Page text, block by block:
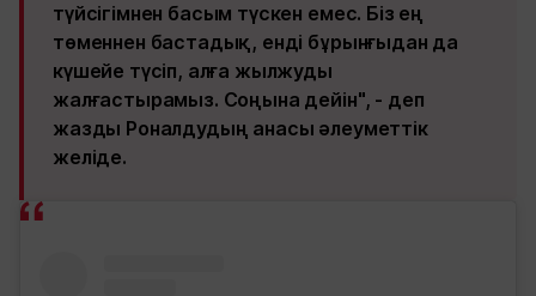
түйсігімнен басым түскен емес. Біз ең
төменнен бастадық, енді бұрынғыдан да
күшейе түсіп, алға жылжуды
жалғастырамыз. Соңына дейін", - деп
жазды Роналдудың анасы әлеуметтік
желіде.